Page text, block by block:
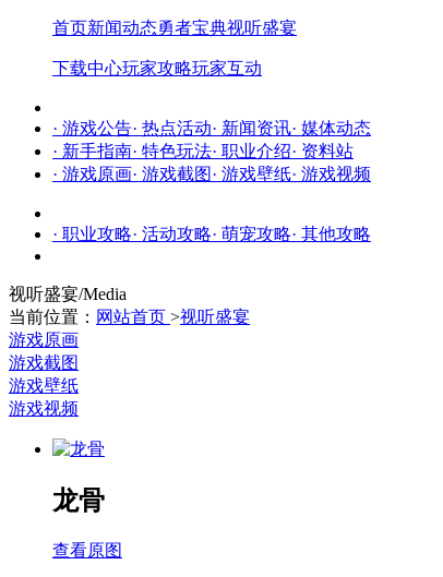
首页新闻动态勇者宝典视听盛宴
下载中心玩家攻略玩家互动
· 游戏公告· 热点活动· 新闻资讯· 媒体动态
· 新手指南· 特色玩法· 职业介绍· 资料站
· 游戏原画· 游戏截图· 游戏壁纸· 游戏视频
· 职业攻略· 活动攻略· 萌宠攻略· 其他攻略
视听盛宴/Media
当前位置： 网站首页 >视听盛宴
游戏原画
游戏截图
游戏壁纸
游戏视频
龙骨
查看原图